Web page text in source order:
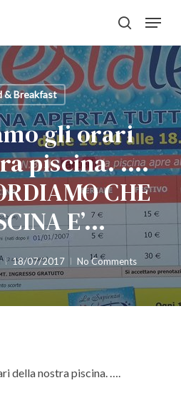
search
Menu
& Breakfast
gli orari
piscina. ….
CHE
E’…
18/07/2017 No Comments
della nostra piscina. ….
Close
Menu